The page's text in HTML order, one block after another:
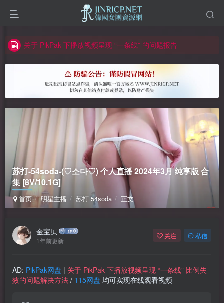
因粉丝房被举报给主播糟下架,我们提高了粉丝房购买门槛
关于 PikPak 下播放视频呈现 “一条线” 的问题报告
如何获得 Jinricp.net 网站邀请码
正版声明: 警惕盗版网站冒充 Jinricp.net [20260605更新]
苏打-54soda-(♡소다♡) 个人直播 2024年3月 纯享版 合
集 [8V/10.1G]
首页 明星主播 苏打 54soda 正文
金宝贝
1年前更新
关注 私信
AD: PikPak网盘 | 关于 PikPak 下播放视频呈现 “一条线” 比例失
效的问题解决方法 / 115网盘 均可实现在线观看视频